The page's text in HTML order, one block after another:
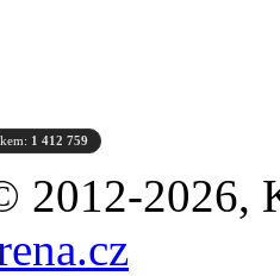
1 412 759
2012-2026,